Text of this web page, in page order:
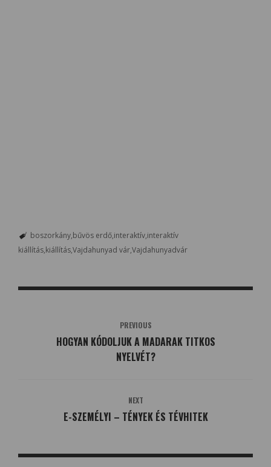
boszorkány bűvös erdő interaktív interaktív
kiállítás kiállításVajdahunyad várVajdahunyadvár
PREVIOUS
HOGYAN KÓDOLJUK A MADARAK TITKOS
NYELVÉT?
NEXT
E-SZEMÉLYI – TÉNYEK ÉS TÉVHITEK